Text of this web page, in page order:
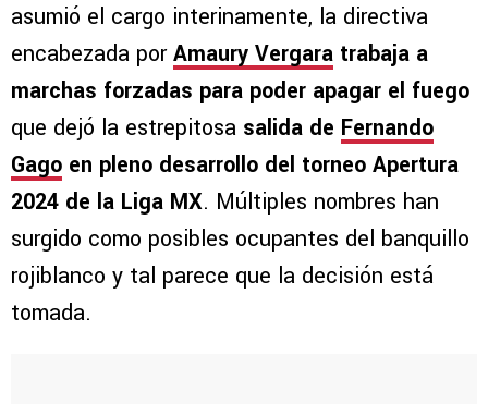
asumió el cargo interinamente, la directiva
encabezada porAmaury Vergara trabaja a
marchas forzadas para poder apagar el fuego
que dejó la estrepitosa salida de Fernando
Gago en pleno desarrollo del torneo Apertura
2024 de la Liga MX. Múltiples nombres han
surgido como posibles ocupantes del banquillo
rojiblanco y tal parece que la decisión está
tomada.